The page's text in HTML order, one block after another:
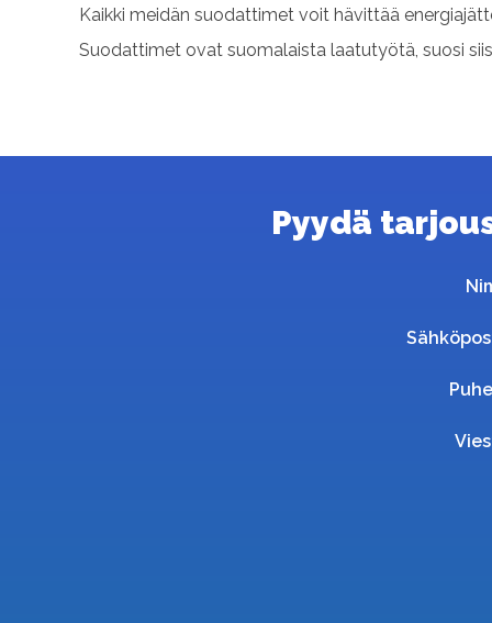
Kaikki meidän suodattimet voit hävittää
Suodattimet ovat suomalaista laatutyötä, suosi
Pyydä